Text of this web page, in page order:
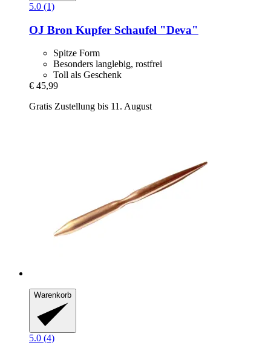
5.0 (1)
OJ Bron Kupfer Schaufel "Deva"
Spitze Form
Besonders langlebig, rostfrei
Toll als Geschenk
€ 45,99
Gratis Zustellung bis 11. August
Warenkorb
5.0 (4)